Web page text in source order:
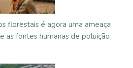
florestais é agora uma ameaça
as fontes humanas de poluição